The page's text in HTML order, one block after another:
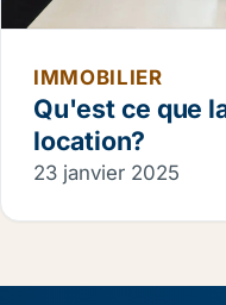
IMMOBILIER
Qu'est ce que
location?
23 janvier 2025